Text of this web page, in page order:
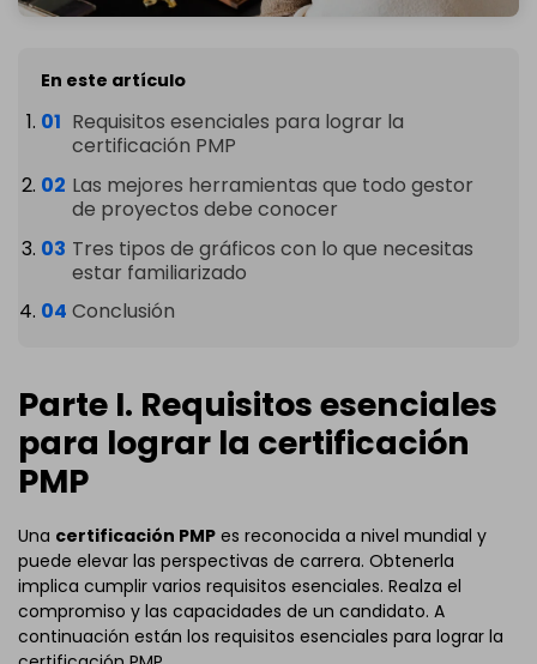
En este artículo
Requisitos esenciales para lograr la
certificación PMP
Las mejores herramientas que todo gestor
de proyectos debe conocer
Tres tipos de gráficos con lo que necesitas
estar familiarizado
Conclusión
Parte I. Requisitos esenciales
para lograr la certificación
PMP
Una certificación PMP es reconocida a nivel mundial y
puede elevar las perspectivas de carrera. Obtenerla
implica cumplir varios requisitos esenciales. Realza el
compromiso y las capacidades de un candidato. A
continuación están los requisitos esenciales para lograr la